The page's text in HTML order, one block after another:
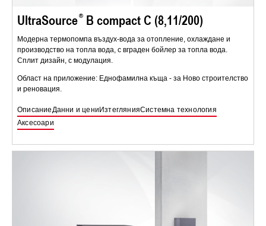
UltraSource B compact C (8,11/200)
Модерна термопомпа въздух-вода за отопление, охлаждане и
производство на топла вода, с вграден бойлер за топла вода.
Сплит дизайн, с модулация.
Област на приложение: Еднофамилна къща - за Ново строителство
и реновация.
Описание Данни и цениИзтеглянияСистемна технология
Аксесоари